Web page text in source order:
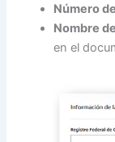
Número
Nombre
en el